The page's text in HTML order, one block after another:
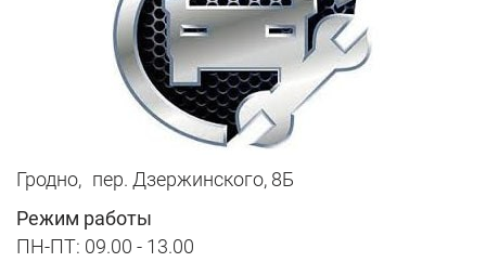
Гродно, пер. Дзержинского, 8Б
Режим работы
ПН-ПТ: 09.00 - 13.00